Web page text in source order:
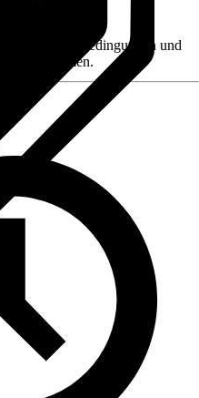
Rückgabebedingungen und